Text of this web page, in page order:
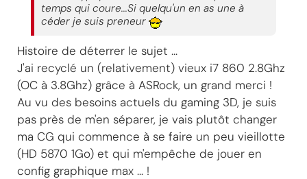
temps qui coure...Si quelqu'un en as une à
céder je suis preneur
Histoire de déterrer le sujet ...
J'ai recyclé un (relativement) vieux i7 860 2.8Ghz
(OC à 3.8Ghz) grâce à ASRock, un grand merci !
Au vu des besoins actuels du gaming 3D, je suis
pas près de m'en séparer, je vais plutôt changer
ma CG qui commence à se faire un peu vieillotte
(HD 5870 1Go) et qui m'empêche de jouer en
config graphique max ... !